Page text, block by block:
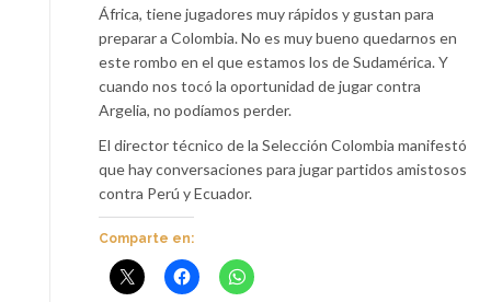
África, tiene jugadores muy rápidos y gustan para
preparar a Colombia. No es muy bueno quedarnos en
este rombo en el que estamos los de Sudamérica. Y
cuando nos tocó la oportunidad de jugar contra
Argelia, no podíamos perder.
El director técnico de la Selección Colombia manifestó
que hay conversaciones para jugar partidos amistosos
contra Perú y Ecuador.
Comparte en: